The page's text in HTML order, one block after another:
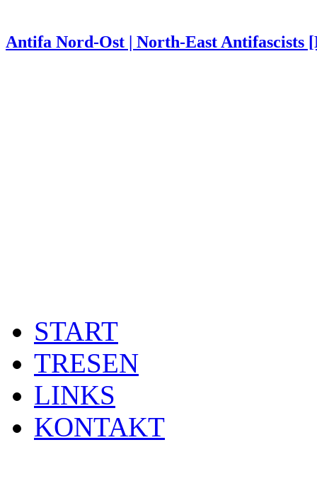
Antifa Nord-Ost | North-East Antifascists
START
TRESEN
LINKS
KONTAKT